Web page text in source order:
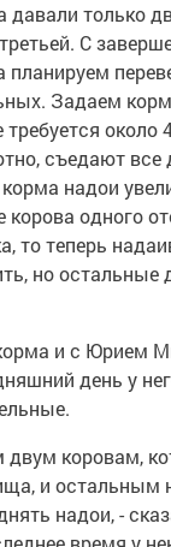
давали только
С
планируем
Задаем
требуется около
съедают все
надои
корова одного
то теперь
но остальные
и с Юрием
день у
коровам,
и остальным
надои, -